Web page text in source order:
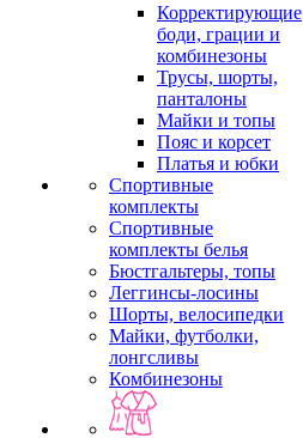
Корректирующие
боди, грации и
комбинезоны
Трусы, шорты,
панталоны
Майки и топы
Пояс и корсет
Платья и юбки
Спортивные
комплекты
Спортивные
комплекты белья
Бюстгальтеры, топы
Леггинсы-лосины
Шорты, велосипедки
Майки, футболки,
лонгсливы
Комбинезоны